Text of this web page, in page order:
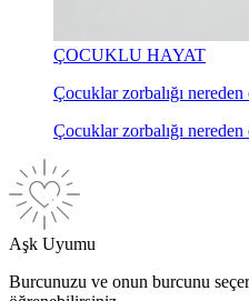
ÇOCUKLU HAYAT
Çocuklar zorbalığı
Çocuklar zorbalığı
Aşk Uyumu
Burcunuzu ve onun burcunu